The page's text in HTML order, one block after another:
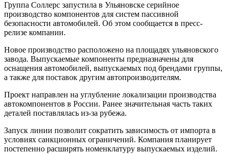
Группа Соллерс запустила в Ульяновске серийное
производство компонентов для систем пассивной
безопасности автомобилей. Об этом сообщается в пресс-
релизе компании.
Новое производство расположено на площадях ульяновского
завода. Выпускаемые компоненты предназначены для
оснащения автомобилей, выпускаемых под брендами группы,
а также для поставок другим автопроизводителям.
Проект направлен на углубление локализации производства
автокомпонентов в России. Ранее значительная часть таких
деталей поставлялась из-за рубежа.
Запуск линии позволит сократить зависимость от импорта в
условиях санкционных ограничений. Компания планирует
постепенно расширять номенклатуру выпускаемых изделий.